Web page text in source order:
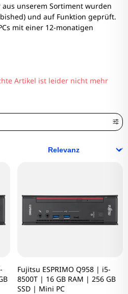
unserem Sortiment wurden
und auf Funktion geprüft.
mit einer 12-monatigen
Artikel ist leider nicht mehr
Fujitsu ESPRIMO Q958 | i5-
8500T | 16 GB RAM | 256 GB
SSD | Mini PC